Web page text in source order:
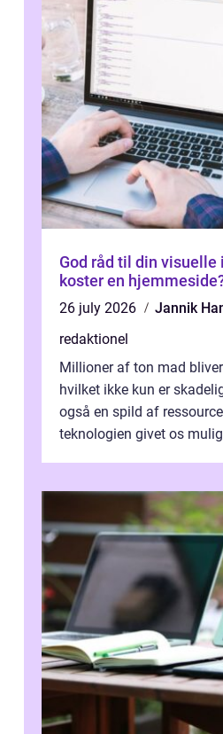
God råd til din
koster en
26 july 2026
Jannik
redaktionel
Millioner af ton mad
hvilket ikke kun er
også en spild af
teknologien givet os